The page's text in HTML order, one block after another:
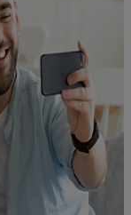
Profilen